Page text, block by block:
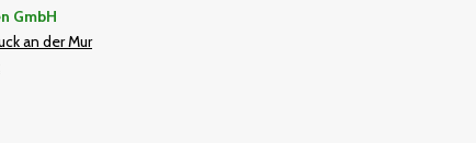
GmbH
an der Mur